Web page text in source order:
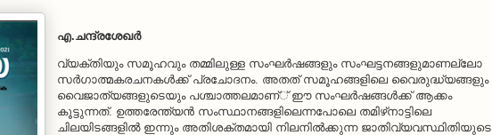
എ.ചന്ദ്രശേഖര്‍
വ്യക്തിയും സമൂഹവും തമ്മിലുള്ള സംഘര്‍ഷങ്ങളും സംഘട്ടനങ്ങളുമാണല്ലോ
സര്‍ഗാത്മകരചനകള്‍ക്ക് പ്രചോദനം. അതത് സമൂഹങ്ങളിലെ വൈരുദ്ധ്യങ്ങളും
വൈജാത്യങ്ങളുടെയും പശ്ചാത്തലമാണ്് ഈ സംഘര്‍ഷങ്ങള്‍ക്ക് ആക്കം
കൂട്ടുന്നത്. ഉത്തരേന്ത്യന്‍ സംസ്ഥാനങ്ങളിലെന്നപോലെ തമിഴ്‌നാട്ടിലെ
ചിലയിടങ്ങളില്‍ ഇന്നും അതിശക്തമായി നിലനില്‍ക്കുന്ന ജാതിവ്യവസ്ഥിതിയുടെ